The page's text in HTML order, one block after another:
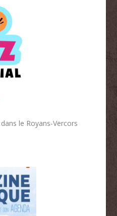
le Royans-Vercors